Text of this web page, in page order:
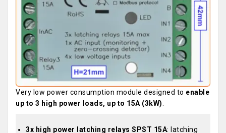
Very low power consumption module designed to enable
up to 3 high power loads, up to 15A (3kW)
3x high power latching relays SPST 15A: latching